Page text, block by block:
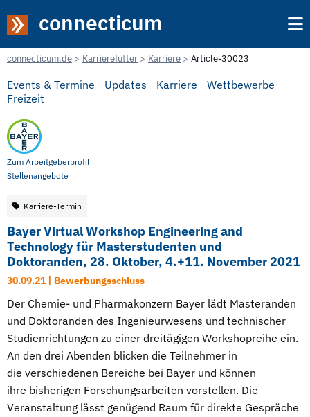
connecticum
connecticum.de Karrierefutter Karriere Article-30023
Events & Termine Updates Karriere
Wettbewerbe
Freizeit
Zum Arbeitgeberprofil
Stellenangebote
Karriere-Termin
Bayer Virtual Workshop Engineering and
Technology für Masterstudenten und
Doktoranden, 28. Oktober, 4.+11. November 2021
30.09.21 | Bewerbungsschluss
Der Chemie- und Pharmakonzern Bayer lädt Masteranden
und Doktoranden des Ingenieurwesens und technischer
Studienrichtungen zu einer dreitägigen Workshopreihe ein.
An den drei Abenden blicken die Teilnehmer in
die verschiedenen Bereiche bei Bayer und können
ihre bisherigen Forschungsarbeiten vorstellen. Die
Veranstaltung lässt genügend Raum für direkte Gespräche